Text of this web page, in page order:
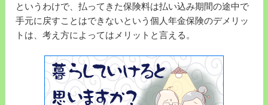
というわけで、払ってきた保険料は払い込み期間の途中で
手元に戻すことはできないという個人年金保険のデメリッ
トは、考え方によってはメリットと言える。